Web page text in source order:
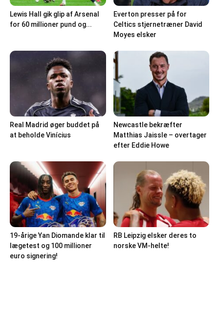
Lewis Hall gik glip af Arsenal
for 60 millioner pund og...
Everton presser på for
Celtics stjernetræner David
Moyes elsker
Real Madrid øger buddet på
at beholde Vinícius
Newcastle bekræfter
Matthias Jaissle – overtager
efter Eddie Howe
19-årige Yan Diomande klar til
lægetest og 100 millioner
euro signering!
RB Leipzig elsker deres to
norske VM-helte!